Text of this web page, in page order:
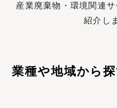
産業廃棄物・環境関連
紹介し
業種や地域から